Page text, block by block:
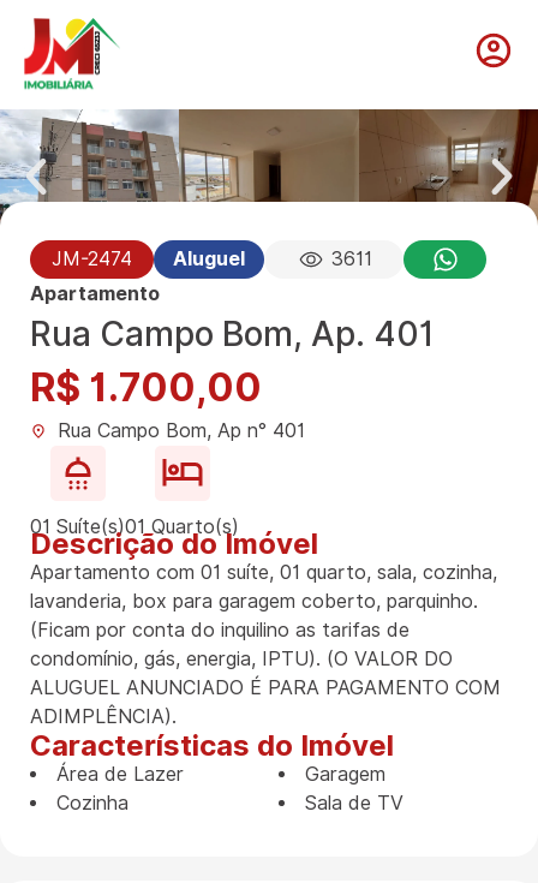
JM-2474 Aluguel
3611
Apartamento
Rua Campo Bom, Ap. 401
R$ 1.700,00
Rua Campo Bom, Ap n° 401
01 Suíte(s)01 Quarto(s)
Descrição do Imóvel
Apartamento com 01 suíte, 01 quarto, sala, cozinha,
lavanderia, box para garagem coberto, parquinho.
(Ficam por conta do inquilino as tarifas de
condomínio, gás, energia, IPTU). (O VALOR DO
ALUGUEL ANUNCIADO É PARA PAGAMENTO COM
ADIMPLÊNCIA).
Características do Imóvel
Área de Lazer
Cozinha
Garagem
Sala de TV